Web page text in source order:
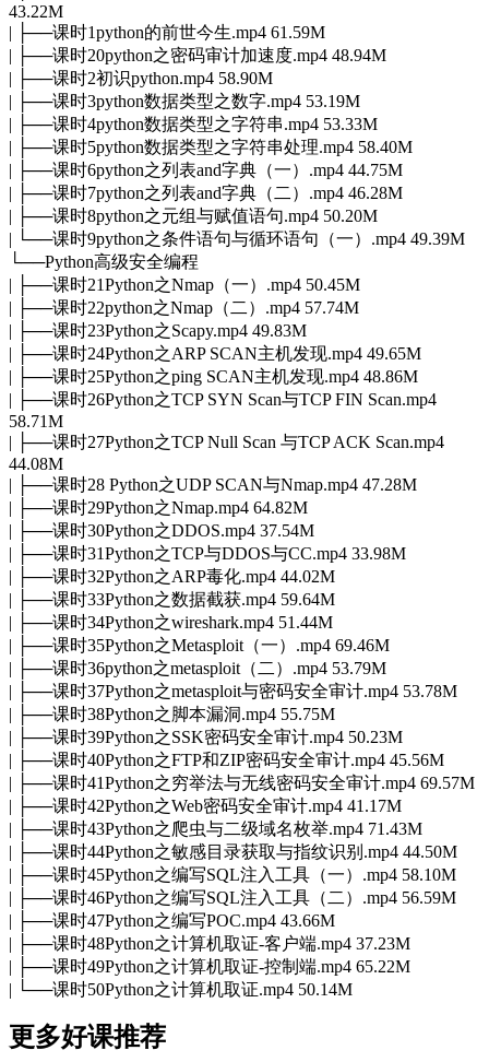
43.22M
| ├──课时1python的前世今生.mp4 61.59M
| ├──课时20python之密码审计加速度.mp4 48.94M
| ├──课时2初识python.mp4 58.90M
| ├──课时3python数据类型之数字.mp4 53.19M
| ├──课时4python数据类型之字符串.mp4 53.33M
| ├──课时5python数据类型之字符串处理.mp4 58.40M
| ├──课时6python之列表and字典（一）.mp4 44.75M
| ├──课时7python之列表and字典（二）.mp4 46.28M
| ├──课时8python之元组与赋值语句.mp4 50.20M
| └──课时9python之条件语句与循环语句（一）.mp4 49.39M
└──Python高级安全编程
| ├──课时21Python之Nmap（一）.mp4 50.45M
| ├──课时22python之Nmap（二）.mp4 57.74M
| ├──课时23Python之Scapy.mp4 49.83M
| ├──课时24Python之ARP SCAN主机发现.mp4 49.65M
| ├──课时25Python之ping SCAN主机发现.mp4 48.86M
| ├──课时26Python之TCP SYN Scan与TCP FIN Scan.mp4
58.71M
| ├──课时27Python之TCP Null Scan 与TCP ACK Scan.mp4
44.08M
| ├──课时28 Python之UDP SCAN与Nmap.mp4 47.28M
| ├──课时29Python之Nmap.mp4 64.82M
| ├──课时30Python之DDOS.mp4 37.54M
| ├──课时31Python之TCP与DDOS与CC.mp4 33.98M
| ├──课时32Python之ARP毒化.mp4 44.02M
| ├──课时33Python之数据截获.mp4 59.64M
| ├──课时34Python之wireshark.mp4 51.44M
| ├──课时35Python之Metasploit（一）.mp4 69.46M
| ├──课时36python之metasploit（二）.mp4 53.79M
| ├──课时37Python之metasploit与密码安全审计.mp4 53.78M
| ├──课时38Python之脚本漏洞.mp4 55.75M
| ├──课时39Python之SSK密码安全审计.mp4 50.23M
| ├──课时40Python之FTP和ZIP密码安全审计.mp4 45.56M
| ├──课时41Python之穷举法与无线密码安全审计.mp4 69.57M
| ├──课时42Python之Web密码安全审计.mp4 41.17M
| ├──课时43Python之爬虫与二级域名枚举.mp4 71.43M
| ├──课时44Python之敏感目录获取与指纹识别.mp4 44.50M
| ├──课时45Python之编写SQL注入工具（一）.mp4 58.10M
| ├──课时46Python之编写SQL注入工具（二）.mp4 56.59M
| ├──课时47Python之编写POC.mp4 43.66M
| ├──课时48Python之计算机取证-客户端.mp4 37.23M
| ├──课时49Python之计算机取证-控制端.mp4 65.22M
| └──课时50Python之计算机取证.mp4 50.14M
更多好课推荐